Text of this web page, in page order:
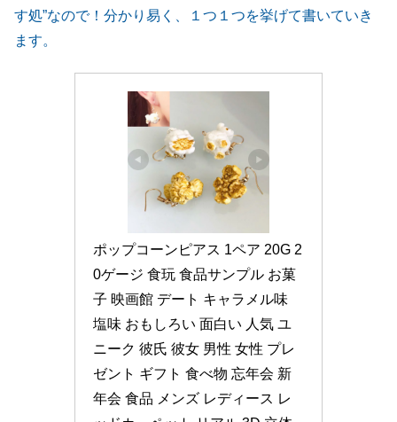
す処”なので！分かり易く、１つ１つを挙げて書いていき
ます。
ポップコーンピアス 1ペア 20G 2
0ゲージ 食玩 食品サンプル お菓
子 映画館 デート キャラメル味
塩味 おもしろい 面白い 人気 ユ
ニーク 彼氏 彼女 男性 女性 プレ
ゼント ギフト 食べ物 忘年会 新
年会 食品 メンズ レディース レ